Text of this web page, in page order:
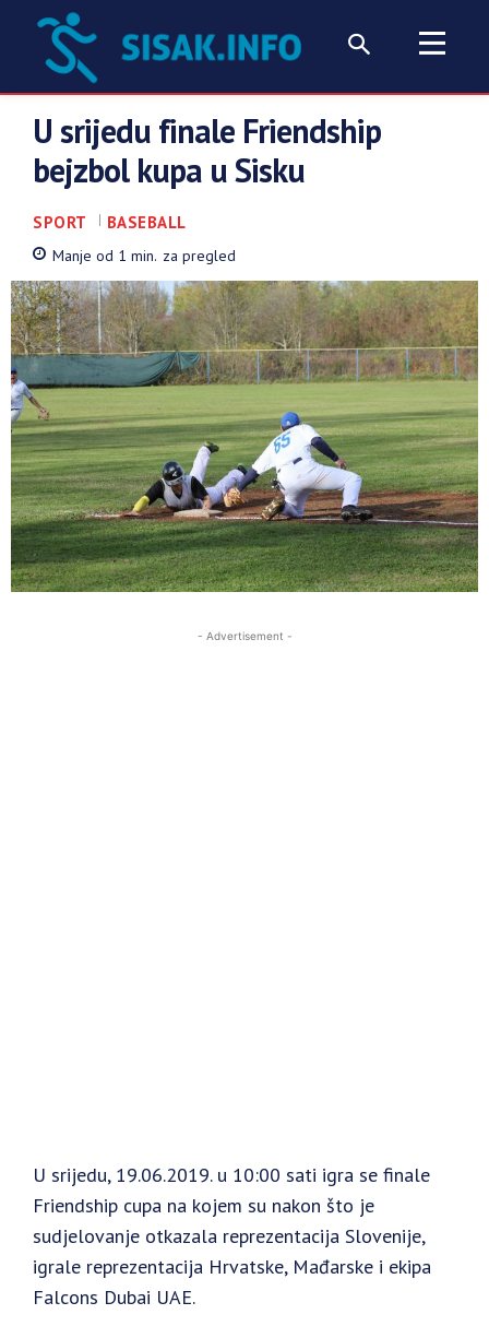
U srijedu finale Friendship
bejzbol kupa u Sisku
SPORT BASEBALL
Manje od 1 min. za pregled
- Advertisement -
U srijedu, 19.06.2019. u 10:00 sati igra se finale
Friendship cupa na kojem su nakon što je
sudjelovanje otkazala reprezentacija Slovenije,
igrale reprezentacija Hrvatske, Mađarske i ekipa
Falcons Dubai UAE.